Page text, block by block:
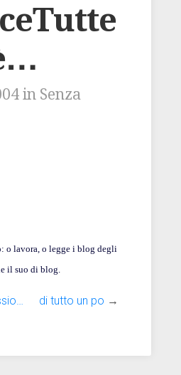
in Senza
o lavora, o legge i blog degli
il suo di blog.
di tutto un po →